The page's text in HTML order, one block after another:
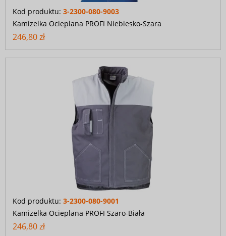
Kod produktu: 3-2300-080-9003
Kamizelka Ocieplana PROFI Niebiesko-Szara
246,80 zł
Kod produktu: 3-2300-080-9001
Kamizelka Ocieplana PROFI Szaro-Biała
246,80 zł